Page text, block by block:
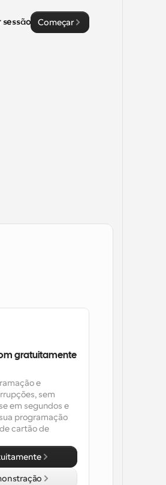
sessão Começar
gratuitamente
e
sem
em segundos e
programação
cartão de